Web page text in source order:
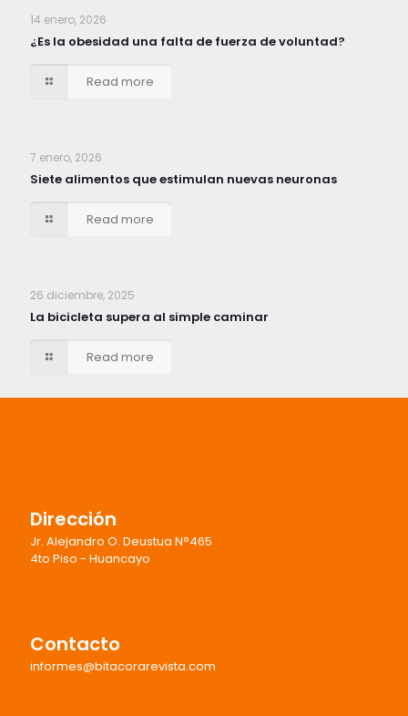
14 enero, 2026
¿Es la obesidad una falta de fuerza de voluntad?
Read more
7 enero, 2026
Siete alimentos que estimulan nuevas neuronas
Read more
26 diciembre, 2025
La bicicleta supera al simple caminar
Read more
Dirección
Jr. Alejandro O. Deustua N°465
4to Piso - Huancayo
Contacto
informes@bitacorarevista.com